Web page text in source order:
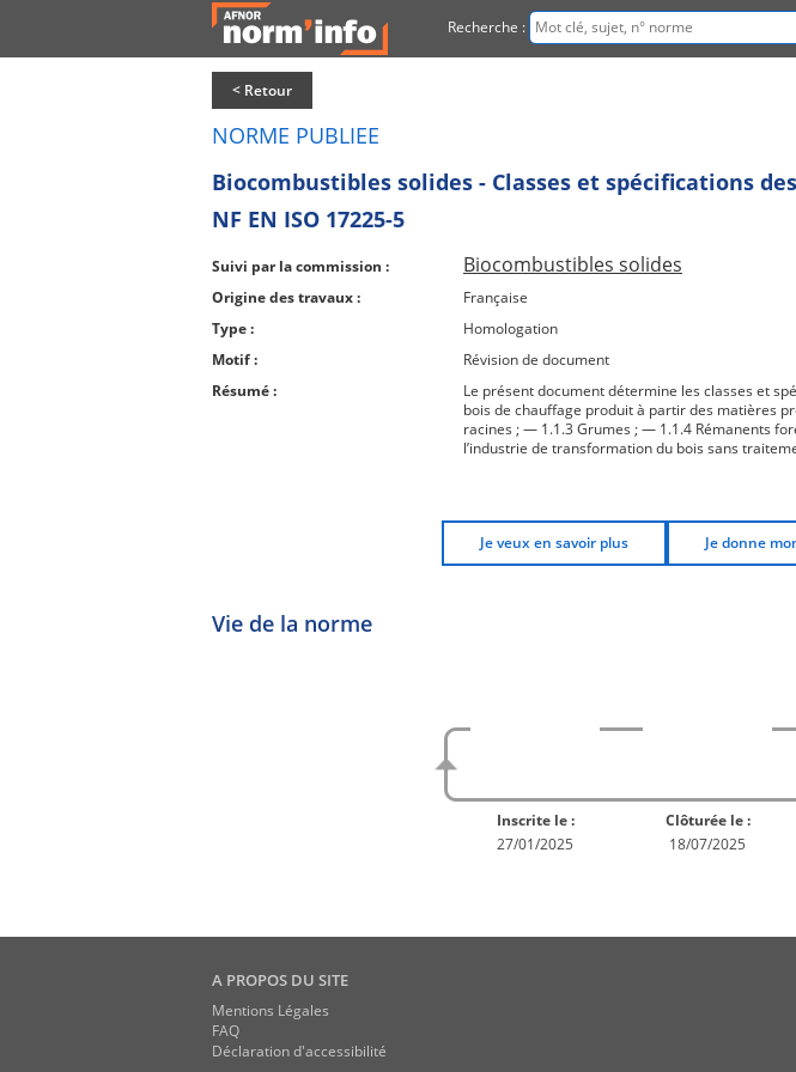
Recherche :
< Retour
NORME PUBLIEE
Biocombustibles solides - Classes et spécifications
NF EN ISO 17225-5
Suivi par la commission : Biocombustibles solides
Origine des travaux :
Française
Type :
Homologation
Motif :
Révision de document
Résumé :
Le présent document détermine les classes et
bois de chauffage produit à partir des matières
racines ; — 1.1.3 Grumes ; — 1.1.4 Rémanents
l’industrie de transformation du bois sans
Je veux en savoir plus Je donne
Vie de la norme
Inscrite le :
27/01/2025
Clôturée le :
18/07/2025
A PROPOS DU SITE
Mentions Légales
FAQ
Déclaration d'accessibilité